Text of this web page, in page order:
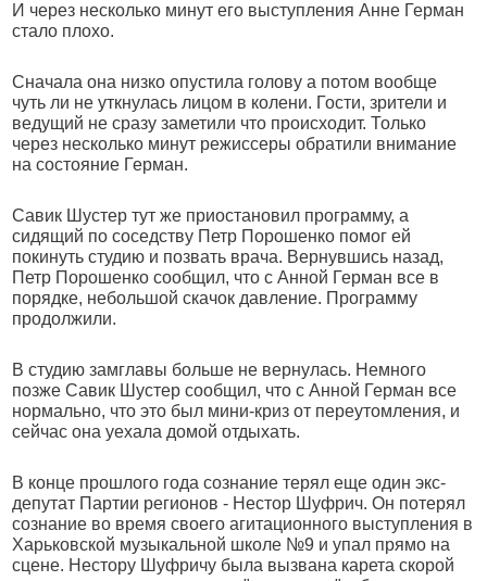
И через несколько минут его выступления Анне Герман
стало плохо.
Сначала она низко опустила голову а потом вообще
чуть ли не уткнулась лицом в колени. Гости, зрители и
ведущий не сразу заметили что происходит. Только
через несколько минут режиссеры обратили внимание
на состояние Герман.
Савик Шустер тут же приостановил программу, а
сидящий по соседству Петр Порошенко помог ей
покинуть студию и позвать врача. Вернувшись назад,
Петр Порошенко сообщил, что с Анной Герман все в
порядке, небольшой скачок давление. Программу
продолжили.
В студию замглавы больше не вернулась. Немного
позже Савик Шустер сообщил, что с Анной Герман все
нормально, что это был мини-криз от переутомления, и
сейчас она уехала домой отдыхать.
В конце прошлого года сознание терял еще один экс-
депутат Партии регионов - Нестор Шуфрич. Он потерял
сознание во время своего агитационного выступления в
Харьковской музыкальной школе №9 и упал прямо на
сцене. Нестору Шуфричу была вызвана карета скорой